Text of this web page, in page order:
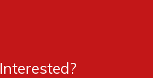
Interested?